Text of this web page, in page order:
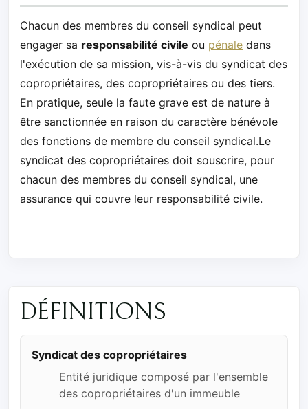
Chacun des membres du conseil syndical peut
engager sa responsabilité civile ou pénale dans
l'exécution de sa mission, vis-à-vis du syndicat des
copropriétaires, des copropriétaires ou des tiers.
En pratique, seule la faute grave est de nature à
être sanctionnée en raison du caractère bénévole
des fonctions de membre du conseil syndical.Le
syndicat des copropriétaires doit souscrire, pour
chacun des membres du conseil syndical, une
assurance qui couvre leur responsabilité civile.
DÉFINITIONS
Syndicat des copropriétaires
Entité juridique composé par l'ensemble
des copropriétaires d'un immeuble